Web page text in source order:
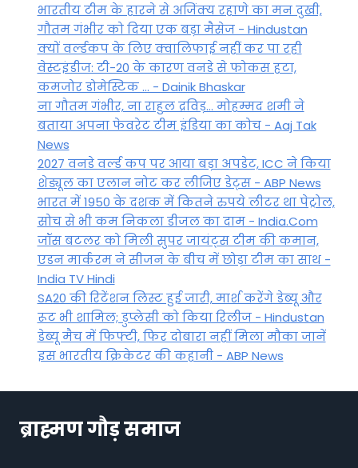
भारतीय टीम के हारने से अजिंक्य रहाणे का मन दुखी,
गौतम गंभीर को दिया एक बड़ा मैसेज - Hindustan
क्यों वर्ल्डकप के लिए क्वालिफाई नहीं कर पा रही
वेस्टइंडीज: टी-20 के कारण वनडे से फोकस हटा,
कमजोर डोमेस्टिक ... - Dainik Bhaskar
ना गौतम गंभीर, ना राहुल द्रव‍िड़... मोहम्मद शमी ने
बताया अपना फेवरेट टीम इंड‍िया का कोच - Aaj Tak
News
2027 वनडे वर्ल्ड कप पर आया बड़ा अपडेट, ICC ने किया
शेड्यूल का एलान नोट कर लीजिए डेट्स - ABP News
भारत में 1950 के दशक में कितने रुपये लीटर था पेट्रोल,
सोच से भी कम निकला डीजल का दाम - India.Com
जॉस बटलर को मिली सुपर जायंट्स टीम की कमान,
एडन मार्करम ने सीजन के बीच में छोड़ा टीम का साथ -
India TV Hindi
SA20 की रिटेंशन लिस्ट हुई जारी, मार्श करेंगे डेब्यू और
रूट भी शामिल; डुप्लेसी को किया रिलीज - Hindustan
डेब्यू मैच में फिफ्टी, फिर दोबारा नहीं मिला मौका जानें
इस भारतीय क्रिकेटर की कहानी - ABP News
ब्राह्मण गौड़ समाज